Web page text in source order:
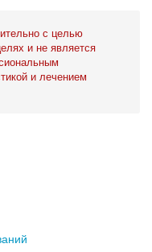
с целью
и не является
и лечением